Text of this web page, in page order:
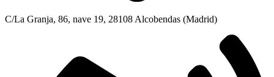
C/La Granja, 86, nave 19, 28108 Alcobendas (Madrid)